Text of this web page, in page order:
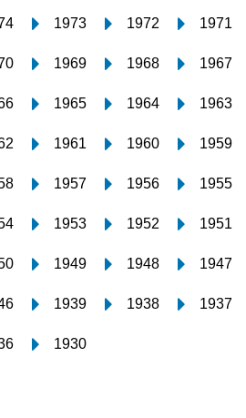
1973 1972 1971
1969 1968 1967
1965 1964 1963
1961 1960 1959
1957 1956 1955
1953 1952 1951
1949 1948 1947
1939 1938 1937
1930